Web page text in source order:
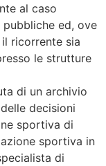
al caso
ed, ove
ricorrente sia
le strutture
di un archivio
decisioni
sportiva di
sportiva in
di